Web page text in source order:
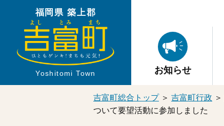
福岡県 築上郡
Yoshitomi Town お知らせ
吉富町総合トップ＞ 吉富町行政 ＞
ついて要望活動に参加しました